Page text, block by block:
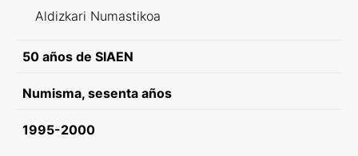
Aldizkari Numastikoa
50 años de SIAEN
Numisma, sesenta años
1995-2000